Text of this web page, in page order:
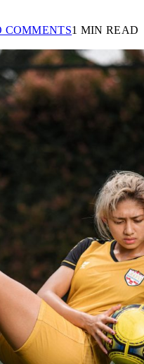
COMMENTS1 MIN READ